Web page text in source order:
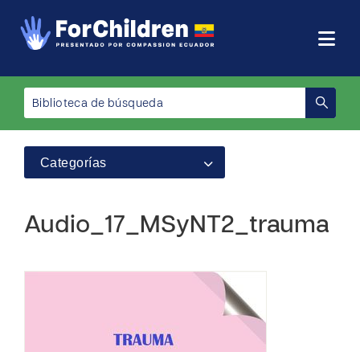
Categorías
Audio_17_MSyNT2_trauma